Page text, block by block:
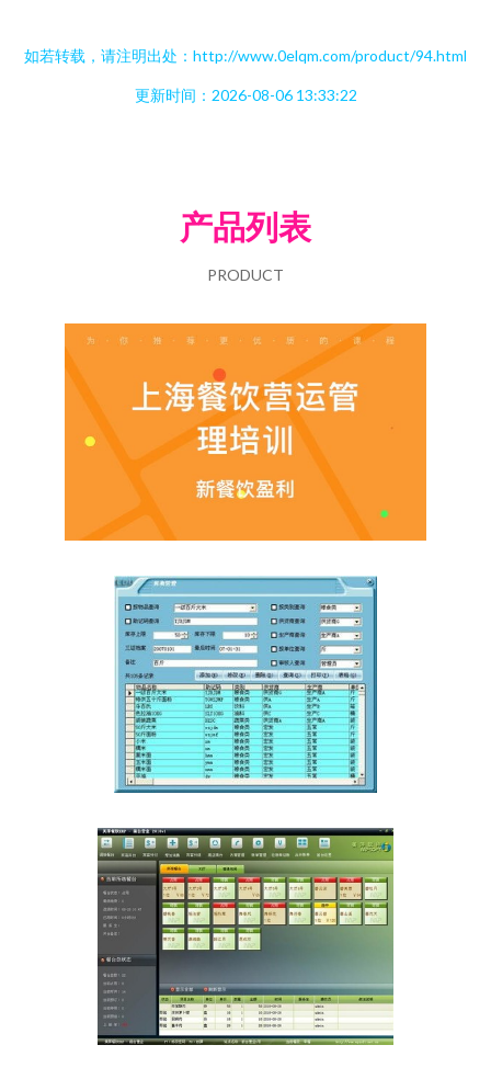
如若转载，请注明出处：http://www.0elqm.com/product/94.html
更新时间：2026-08-06 13:33:22
产品列表
PRODUCT